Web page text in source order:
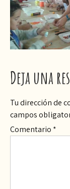
Deja una
Tu dirección de
campos
Comentario *